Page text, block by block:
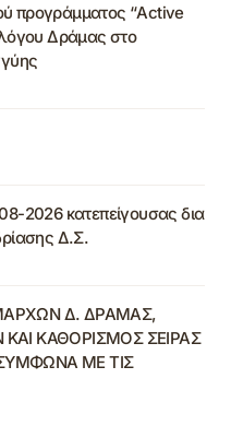
προγράμματος “Active
Δράμας στο
2026 κατεπείγουσας δια
Δ.Σ.
Δ. ΔΡΑΜΑΣ,
ΚΑΘΟΡΙΣΜΟΣ ΣΕΙΡΑΣ
ΜΕ ΤΙΣ